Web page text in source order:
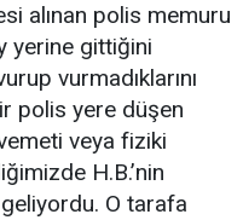
alınan polis memuru
yerine gittiğini
vurmadıklarını
polis yere düşen
veya fiziki
H.B.’nin
O tarafa